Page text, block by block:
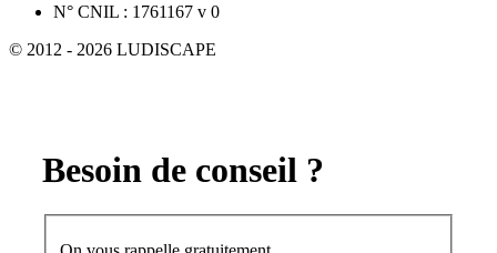
N° CNIL : 1761167 v 0
© 2012 - 2026 LUDISCAPE
Besoin de conseil ?